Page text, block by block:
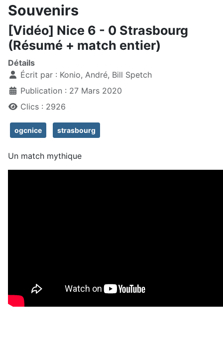
Souvenirs
[Vidéo] Nice 6 - 0 Strasbourg
(Résumé + match entier)
Détails
Écrit par : Konio, André, Bill Spetch
Publication : 27 Mars 2020
Clics : 2926
ogcnice strasbourg
Un match mythique